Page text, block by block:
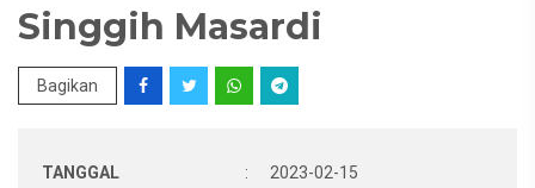
Singgih Masardi
Bagikan
TANGGAL : 2023-02-15